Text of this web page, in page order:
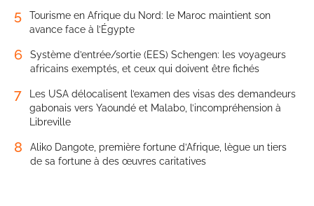
5
Tourisme en Afrique du Nord: le Maroc maintient son
avance face à l’Égypte
6
Système d’entrée/sortie (EES) Schengen: les voyageurs
africains exemptés, et ceux qui doivent être fichés
7
Les USA délocalisent l’examen des visas des demandeurs
gabonais vers Yaoundé et Malabo, l’incompréhension à
Libreville
8
Aliko Dangote, première fortune d’Afrique, lègue un tiers
de sa fortune à des œuvres caritatives